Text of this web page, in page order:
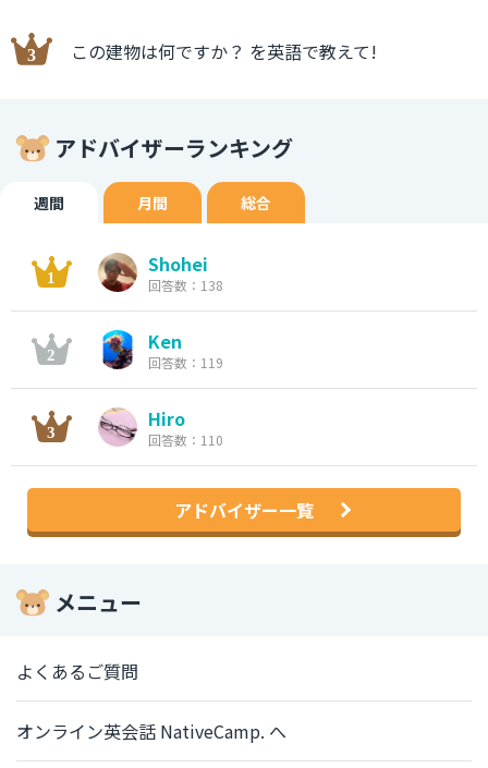
この建物は何ですか？ を英語で教えて!
アドバイザーランキング
週間 月間 総合
Shohei
回答数：138
Ken
回答数：119
Hiro
回答数：110
アドバイザー一覧
メニュー
よくあるご質問
オンライン英会話 NativeCamp. へ